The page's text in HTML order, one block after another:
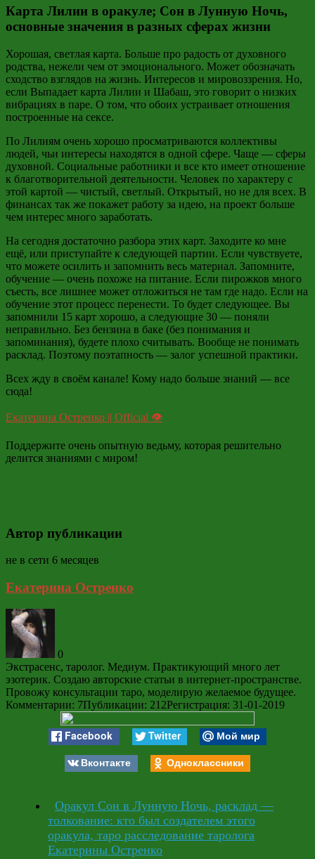
Карта Лилии в оракуле; Сон в Лунную Ночь,
основные значения в разных сферах жизни
Хорошая, светлая карта. Больше про радость от духовного
родства, нежели чем от эмоционального. Может обозначать
сходство взглядов на жизнь. Интересов и мировоззрения. Но,
если Выпадает карта Лилии и Шабаш, это говорит о низких
вибрациях в паре. О том, что обоих устраивает отношения
построенные на сексе.
По Лилиям очень хорошо просматриваются коллективы
людей, чьи интересы находятся в одной сфере. Чаще — сферы
духовной. Социальные работники и все кто имеет отношение
к благотворительной деятельности. Человек по характеру с
этой картой — чистый, светлый. Открытый, но не для всех. В
финансах так же покажет работу за идею, на проект больше
чем интерес много заработать.
На сегодня достаточно разбора этих карт. Заходите ко мне
ещё, или приступайте к следующей партии. Если чувствуете,
что можете осилить и запомнить весь материал. Запомните,
обучение — очень похоже на питание. Если пирожков много
съесть, все лишнее может отложиться не там где надо. Если на
обучение этот процесс перенести. То будет следующее. Вы
запомнили 15 карт хорошо, а следующие 30 — поняли
неправильно. Без бензина в баке (без понимания и
запоминания), будете плохо считывать. Вообще не понимать
расклад. Поэтому поэтапность — залог успешной практики.
Всех жду в своём канале! Кому надо больше знаний — все
сюда!
Екатерина Остренко || Official 👁
Поддержите очень опытную ведьму, которая решительно
делится знаниями с миром!
Автор публикации
не в сети 6 месяцев
Екатерина Остренко
0
Экстрасенс, таролог. Медиум. Практикующий много лет
эзотерик. Создаю авторские статьи в интернет-пространстве.
Провожу консультации таро, моделирую желаемое будущее.
Комментарии: 7Публикации: 212Регистрация: 31-01-2019
Facebook Twitter
Мой мир
Вконтакте
Одноклассники
Оракул Сон в Лунную Ночь, расклад —
толкование: кто был создателем этого
оракула, таро расследование таролога
Екатерины Остренко